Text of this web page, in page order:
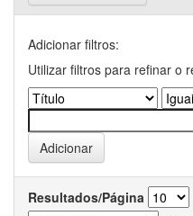
Adicionar filtros:
Utilizar filtros para refinar o
Resultados/Página